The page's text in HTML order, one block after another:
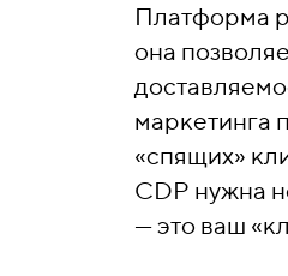
Платформа
она
маркетинга
«спящих»
CDP нужна
— это ваш